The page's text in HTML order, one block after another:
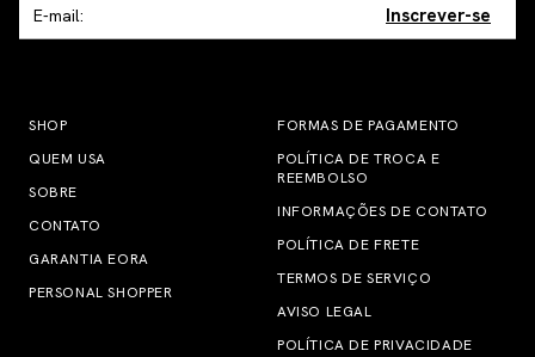
Inscrever-se
SHOP
QUEM USA
SOBRE
CONTATO
GARANTIA EORA
PERSONAL SHOPPER
FORMAS DE PAGAMENTO
POLÍTICA DE TROCA E
REEMBOLSO
INFORMAÇÕES DE CONTATO
POLÍTICA DE FRETE
TERMOS DE SERVIÇO
AVISO LEGAL
POLÍTICA DE PRIVACIDADE